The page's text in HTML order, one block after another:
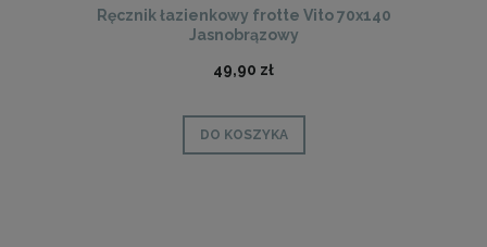
Ręcznik łazienkowy frotte Vito 70x140
Jasnobrązowy
49,90 zł
DO KOSZYKA